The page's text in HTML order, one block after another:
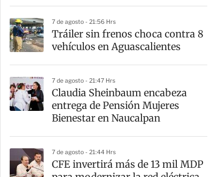
7 de agosto - 21:56 Hrs
Tráiler sin frenos choca contra 8
vehículos en Aguascalientes
7 de agosto - 21:47 Hrs
Claudia Sheinbaum encabeza
entrega de Pensión Mujeres
Bienestar en Naucalpan
7 de agosto - 21:44 Hrs
CFE invertirá más de 13 mil MDP